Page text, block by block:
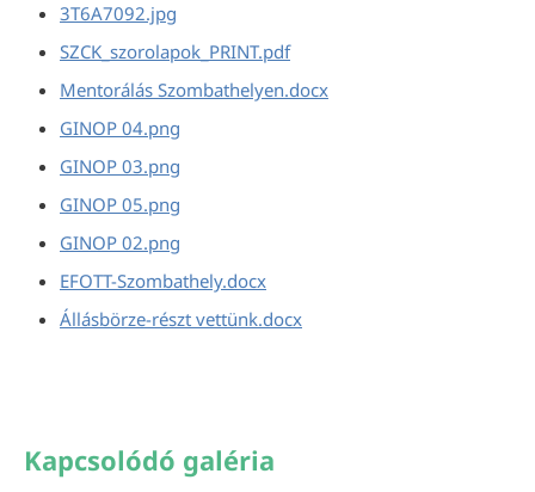
3T6A7092.jpg
SZCK_szorolapok_PRINT.pdf
Mentorálás Szombathelyen.docx
GINOP 04.png
GINOP 03.png
GINOP 05.png
GINOP 02.png
EFOTT-Szombathely.docx
Állásbörze-részt vettünk.docx
Kapcsolódó galéria